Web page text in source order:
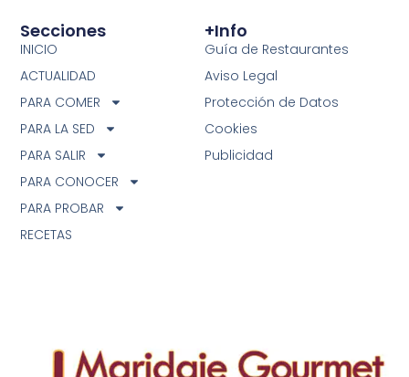
+info
Guía de Restaurantes
Aviso Legal
Protección de Datos
Cookies
Publicidad
Secciones
INICIO
ACTUALIDAD
PARA COMER
PARA LA SED
PARA SALIR
PARA CONOCER
PARA PROBAR
RECETAS